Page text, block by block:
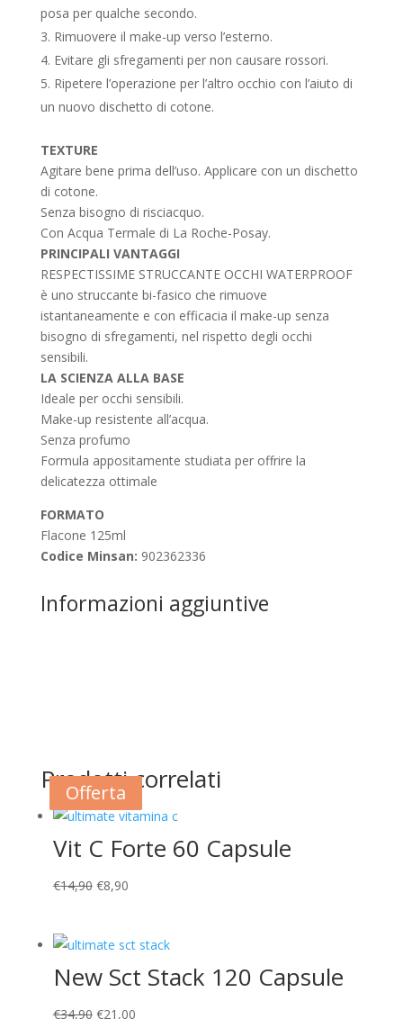
posa per qualche secondo.
Rimuovere il make-up verso l’esterno.
Evitare gli sfregamenti per non causare rossori.
Ripetere l’operazione per l’altro occhio con l’aiuto di
un nuovo dischetto di cotone.
TEXTURE
Agitare bene prima dell’uso. Applicare con un dischetto
di cotone.
Senza bisogno di risciacquo.
Con Acqua Termale di La Roche-Posay.
PRINCIPALI VANTAGGI
RESPECTISSIME STRUCCANTE OCCHI WATERPROOF
è uno struccante bi-fasico che rimuove
istantaneamente e con efficacia il make-up senza
bisogno di sfregamenti, nel rispetto degli occhi
sensibili.
LA SCIENZA ALLA BASE
Ideale per occhi sensibili.
Make-up resistente all’acqua.
Senza profumo
Formula appositamente studiata per offrire la
delicatezza ottimale
FORMATO
Flacone 125ml
Codice Minsan: 902362336
Informazioni aggiuntive
Prodotti correlati
Offerta
Vit C Forte 60 Capsule
€14,90 Il
era:
€14,90.
€8,90Il
è:
€8,90.
Offerta
New Sct Stack 120 Capsule
€34,90 Il
€21,00Il
Offerta